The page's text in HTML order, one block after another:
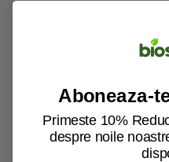
Informatii
Aboneaza-
Primeste 10%
despre noile